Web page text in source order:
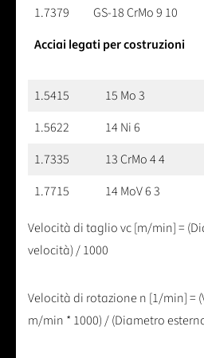
1.7379
GS-18 CrMo 9 10
Acciai legati per costruzioni
1.5415
15 Mo 3
1.5622
14 Ni 6
1.7335
13 CrMo 4 4
1.7715
14 MoV 6 3
Velocità di taglio vc [m/min] =
velocità) / 1000
Velocità di rotazione n [1/min] =
m/min * 1000) / (Diametro